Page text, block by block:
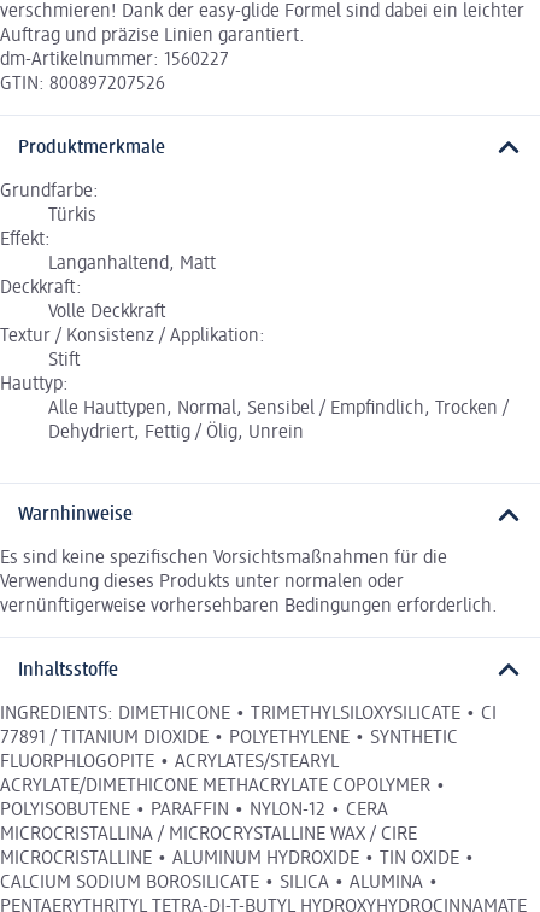
verschmieren! Dank der easy-glide Formel sind dabei ein leichter
Auftrag und präzise Linien garantiert.
dm-Artikelnummer: 1560227
GTIN: 800897207526
Produktmerkmale
Grundfarbe:
Türkis
Effekt:
Langanhaltend, Matt
Deckkraft:
Volle Deckkraft
Textur / Konsistenz / Applikation:
Stift
Hauttyp:
Alle Hauttypen, Normal, Sensibel / Empfindlich, Trocken /
Dehydriert, Fettig / Ölig, Unrein
Warnhinweise
Es sind keine spezifischen Vorsichtsmaßnahmen für die
Verwendung dieses Produkts unter normalen oder
vernünftigerweise vorhersehbaren Bedingungen erforderlich.
Inhaltsstoffe
INGREDIENTS: DIMETHICONE • TRIMETHYLSILOXYSILICATE • CI
77891 / TITANIUM DIOXIDE • POLYETHYLENE • SYNTHETIC
FLUORPHLOGOPITE • ACRYLATES/STEARYL
ACRYLATE/DIMETHICONE METHACRYLATE COPOLYMER •
POLYISOBUTENE • PARAFFIN • NYLON-12 • CERA
MICROCRISTALLINA / MICROCRYSTALLINE WAX / CIRE
MICROCRISTALLINE • ALUMINUM HYDROXIDE • TIN OXIDE •
CALCIUM SODIUM BOROSILICATE • SILICA • ALUMINA •
PENTAERYTHRITYL TETRA-DI-T-BUTYL HYDROXYHYDROCINNAMATE